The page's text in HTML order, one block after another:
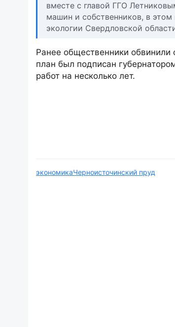
вместе с главой ГГО
машин и собственников, в
экологии Свердловской
Ранее общественники обвинили
план был подписан
работ на несколько лет.
экономикаЧерноисточинский пруд